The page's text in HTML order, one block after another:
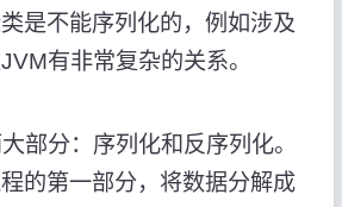
是不能序列化的，例如涉及
有非常复杂的关系。
部分：序列化和反序列化。
的第一部分，将数据分解成